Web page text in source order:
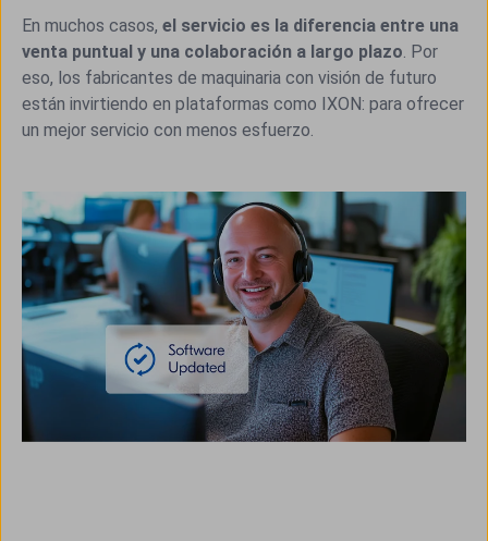
En muchos casos, el servicio es la diferencia entre una
venta puntual y una colaboración a largo plazo . Por
eso, los fabricantes de maquinaria con visión de futuro
están invirtiendo en plataformas como IXON: para ofrecer
un mejor servicio con menos esfuerzo.